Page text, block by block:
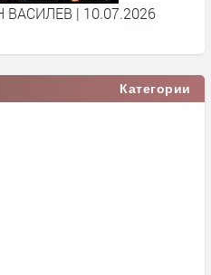
| 10.07.2026
Категории